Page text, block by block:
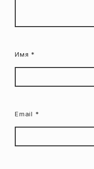
Имя *
Email *